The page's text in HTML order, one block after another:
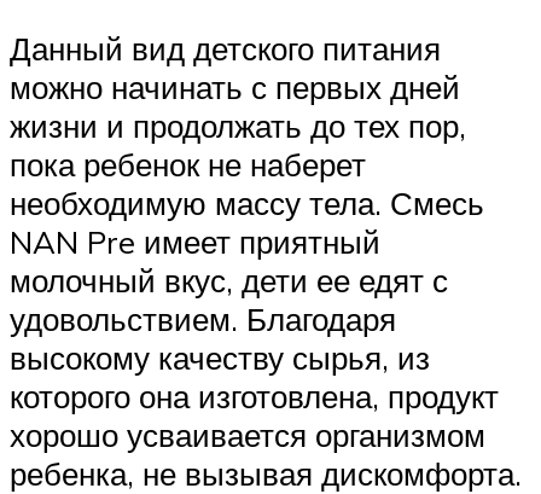
Данный вид детского питания
можно начинать с первых дней
жизни и продолжать до тех пор,
пока ребенок не наберет
необходимую массу тела. Смесь
NAN Pre имеет приятный
молочный вкус, дети ее едят с
удовольствием. Благодаря
высокому качеству сырья, из
которого она изготовлена, продукт
хорошо усваивается организмом
ребенка, не вызывая дискомфорта.